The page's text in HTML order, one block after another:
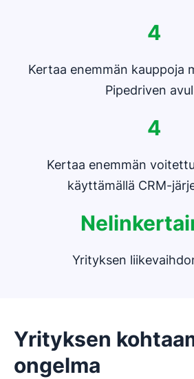
4
Kertaa enemmän kauppoja
Pipedriven
4
Kertaa enemmän
käyttämällä CRM-
Yrityksen
Yrityksen
ongelma